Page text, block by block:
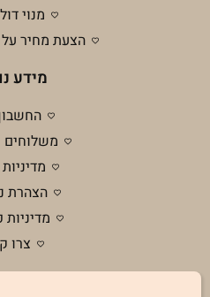
מנוי
הצעת מחיר
מידע
משלוחים
הצהרת
צרו